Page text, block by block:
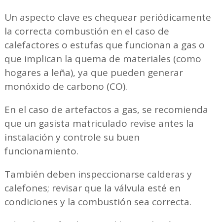
Un aspecto clave es chequear periódicamente
la correcta combustión en el caso de
calefactores o estufas que funcionan a gas o
que implican la quema de materiales (como
hogares a leña), ya que pueden generar
monóxido de carbono (CO).
En el caso de artefactos a gas, se recomienda
que un gasista matriculado revise antes la
instalación y controle su buen
funcionamiento.
También deben inspeccionarse calderas y
calefones; revisar que la válvula esté en
condiciones y la combustión sea correcta.